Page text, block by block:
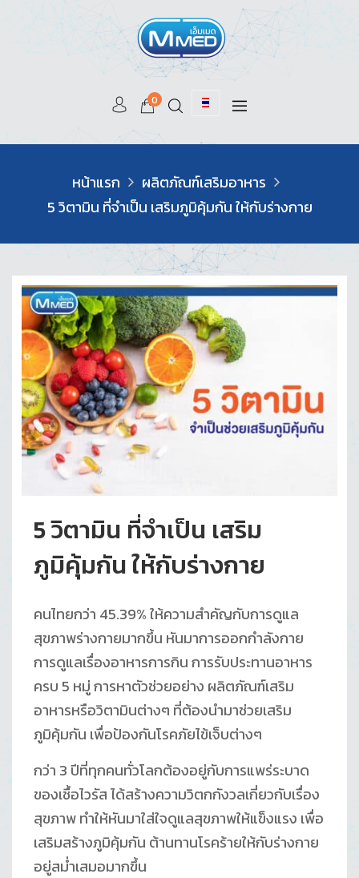
0
หน้าแรก
ผลิตภัณฑ์เสริมอาหาร
5 วิตามิน ที่จำเป็น เสริมภูมิคุ้มกัน ให้กับร่างกาย
5 วิตามิน ที่จำเป็น เสริม
ภูมิคุ้มกัน ให้กับร่างกาย
คนไทยกว่า 45.39% ให้ความสำคัญกับการดูแล
สุขภาพร่างกายมากขึ้น หันมาการออกกำลังกาย
การดูแลเรื่องอาหารการกิน การรับประทานอาหาร
ครบ 5 หมู่ การหาตัวช่วยอย่าง ผลิตภัณฑ์เสริม
อาหารหรือวิตามินต่างๆ ที่ต้องนำมาช่วยเสริม
ภูมิคุ้มกัน เพื่อป้องกันโรคภัยไข้เจ็บต่างๆ
กว่า 3 ปีที่ทุกคนทั่วโลกต้องอยู่กับการแพร่ระบาด
ของเชื้อไวรัส ได้สร้างความวิตกกังวลเกี่ยวกับเรื่อง
สุขภาพ ทำให้หันมาใส่ใจดูแลสุขภาพให้แข็งแรง เพื่อ
เสริมสร้างภูมิคุ้มกัน ต้านทานโรคร้ายให้กับร่างกาย
อยู่สม่ำเสมอมากขึ้น